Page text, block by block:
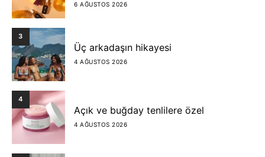
6 AĞUSTOS 2026
3
Üç arkadaşın hikayesi
4 AĞUSTOS 2026
4
Açık ve buğday tenlilere özel
4 AĞUSTOS 2026